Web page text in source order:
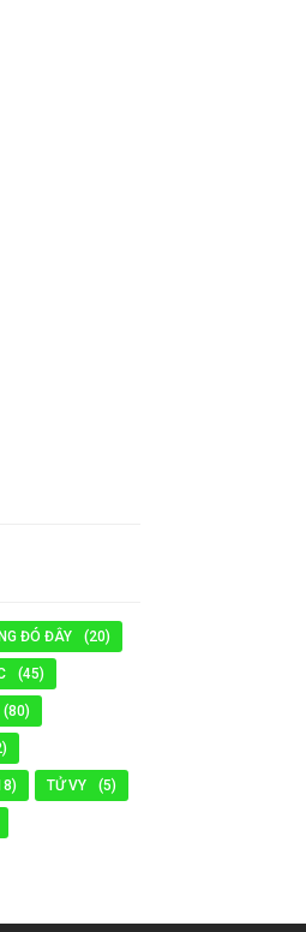
ĐÓ ĐÂY (20)
(45)
(80)
TỬ VY (5)